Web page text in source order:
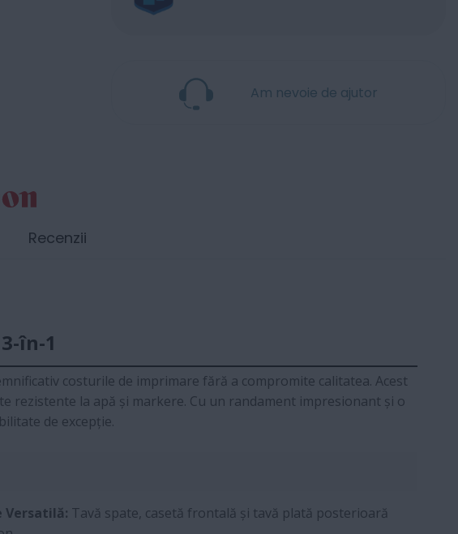
Am nevoie de ajutor
în-1
costurile de imprimare fără a compromite calitatea. Acest
la apă și markere. Cu un randament impresionant și o
de excepție.
Versatilă: Tavă spate, casetă frontală și tavă plată posterioară
Recenzii